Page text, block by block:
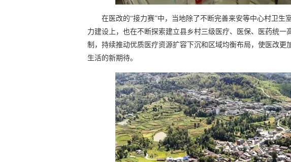
在医改的“接力赛”中，当地除了不断完善来安等中心村卫生
力建设上，也在不断探索建立县乡村三级医疗、医保、医药统一
制，持续推动优质医疗资源扩容下沉和区域均衡布局，使医改更
生活的新期待。